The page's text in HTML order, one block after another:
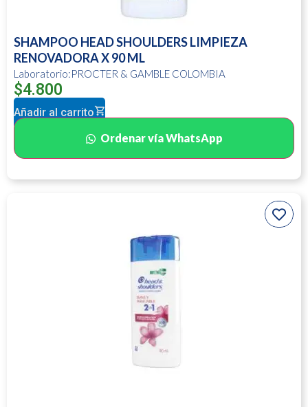
SHAMPOO HEAD SHOULDERS LIMPIEZA
RENOVADORA X 90 ML
Laboratorio:PROCTER & GAMBLE COLOMBIA
$4.800
Añadir al carrito
Ordenar vía WhatsApp